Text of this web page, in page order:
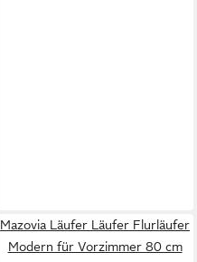
Mazovia Läufer Läufer Flurläufer
Modern für Vorzimmer 80 cm